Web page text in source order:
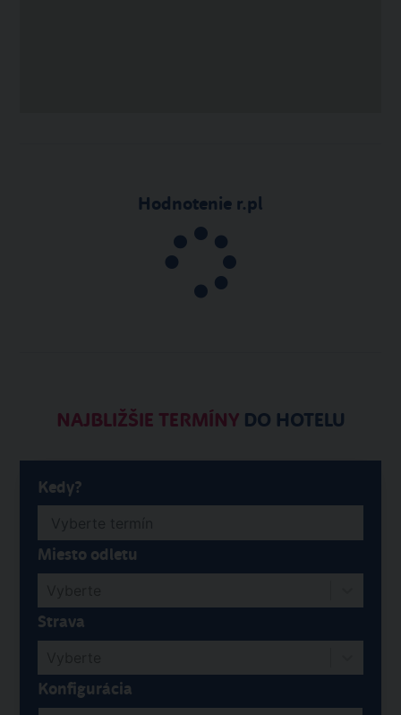
Hodnotenie r.pl
NAJBLIŽŠIE TERMÍNYDO HOTELU
Kedy?
Miesto odletu
Strava
Konfigurácia